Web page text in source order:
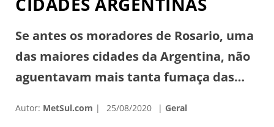
Se antes os moradores de Rosario, uma
das maiores cidades da Argentina, não
aguentavam mais tanta fumaça das
(clique aqui e leia mais), agora
Autor: MetSul.com 25/08/2020 Geral